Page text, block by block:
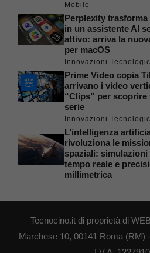
Mobile
Perplexity trasforma
in un assistente AI
attivo: arriva la
per macOS
Innovazioni
Prime Video copia
arrivano i video
“Clips” per scoprire
serie
Innovazioni
L’intelligenza
rivoluziona le
spaziali: simulazioni
tempo reale e
millimetrica
Tecnocino.it di proprietà di
Marchese 10, 00141 Roma (RM)